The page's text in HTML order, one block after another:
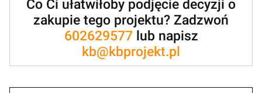
Co Ci ułatwiłoby podjęcie decyzji o
zakupie tego projektu? Zadzwoń
602629577lub napisz
kb@kbprojekt.pl